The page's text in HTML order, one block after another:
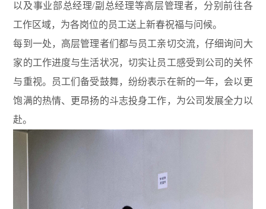
以及事业部总经理/副总经理等高层管理者，分别前往各
工作区域，为各岗位的员工送上新春祝福与问候。
每到一处，高层管理者们都与员工亲切交流，仔细询问大
家的工作进度与生活状况，切实让员工感受到公司的关怀
与重视。员工们备受鼓舞，纷纷表示在新的一年，会以更
饱满的热情、更昂扬的斗志投身工作，为公司发展全力以
赴。